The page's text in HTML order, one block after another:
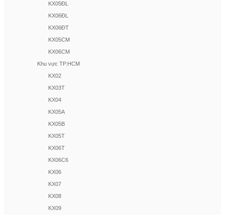
KX05ĐL
KX06ĐL
KX06ĐT
KX05CM
KX06CM
Khu vực TP.HCM
KX02
KX03T
KX04
KX05A
KX05B
KX05T
KX06T
KX06C6
KX06
KX07
KX08
KX09